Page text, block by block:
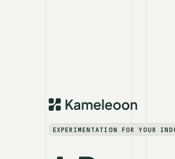
EXPERIMENTATION FOR YOUR